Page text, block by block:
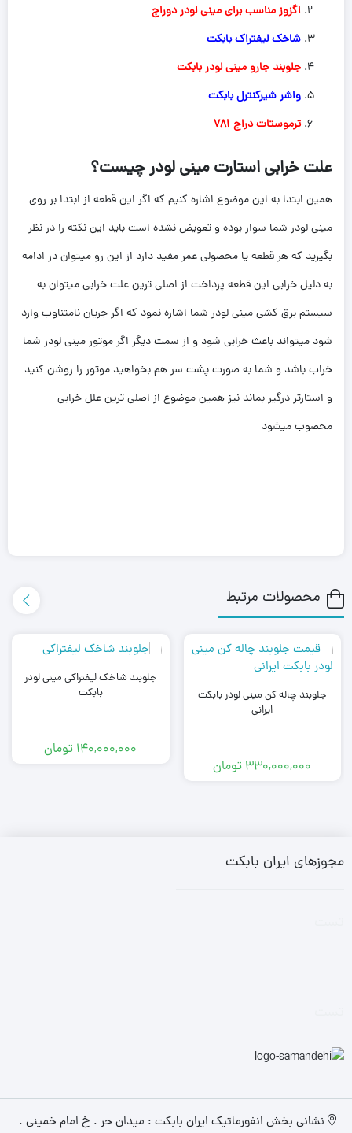
اگزوز مناسب برای مینی لودر دوراج
شاخک لیفتراک بابکت
جلوبند جارو مینی لودر بابکت
واشر شیرکنترل بابکت
ترموستات دراج 781
علت خرابیاستارت مینی لودر چیست؟
همین ابتدا به این موضوع اشاره کنیم که اگر این قطعه از ابتدا بر روی
مینی لودر شما سوار بوده و تعویض نشده است باید این نکته را در نظر
بگیرید که هر قطعه یا محصولی عمر مفید دارد از این رو میتوان در ادامه
به دلیل خرابی این قطعه پرداخت از اصلی ترین علت خرابی میتوان به
سیستم برق کشی مینی لودر شما اشاره نمود که اگر جریان نامتناوب وارد
شود میتواند باعث خرابی شود و از سمت دیگر اگر موتور مینی لودر شما
خراب باشد و شما به صورت پشت سر هم بخواهید موتور را روشن کنید
و استارتر درگیر بماند نیز همین موضوع از اصلی ترین علل خرابی
محصوب میشود
محصولات مرتبط
جلوبند چاله کن مینی لودر بابکت
ایرانی
330,000,000 تومان
جلوبند شاخک لیفتراکی مینی لودر
بابکت
140,000,000 تومان
مجوزهای ایران بابکت
نشانی بخش انفورماتیک ایران بابکت : میدان حر . خ امام خمینی .